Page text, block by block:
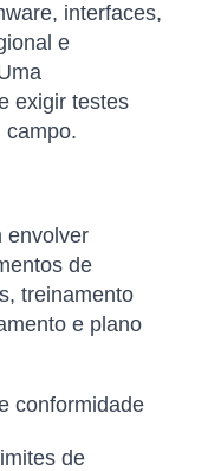
interfaces,
e
exigir testes
campo.
envolver
de
treinamento
e plano
conformidade
de